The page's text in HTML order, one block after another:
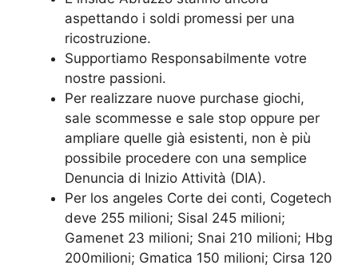
aspettando i soldi promessi per una
ricostruzione.
Supportiamo Responsabilmente votre
nostre passioni.
Per realizzare nuove purchase giochi,
sale scommesse e sale stop oppure per
ampliare quelle già esistenti, non è più
possibile procedere con una semplice
Denuncia di Inizio Attività (DIA).
Per los angeles Corte dei conti, Cogetech
deve 255 milioni; Sisal 245 milioni;
Gamenet 23 milioni; Snai 210 milioni; Hbg
200milioni; Gmatica 150 milioni; Cirsa 120